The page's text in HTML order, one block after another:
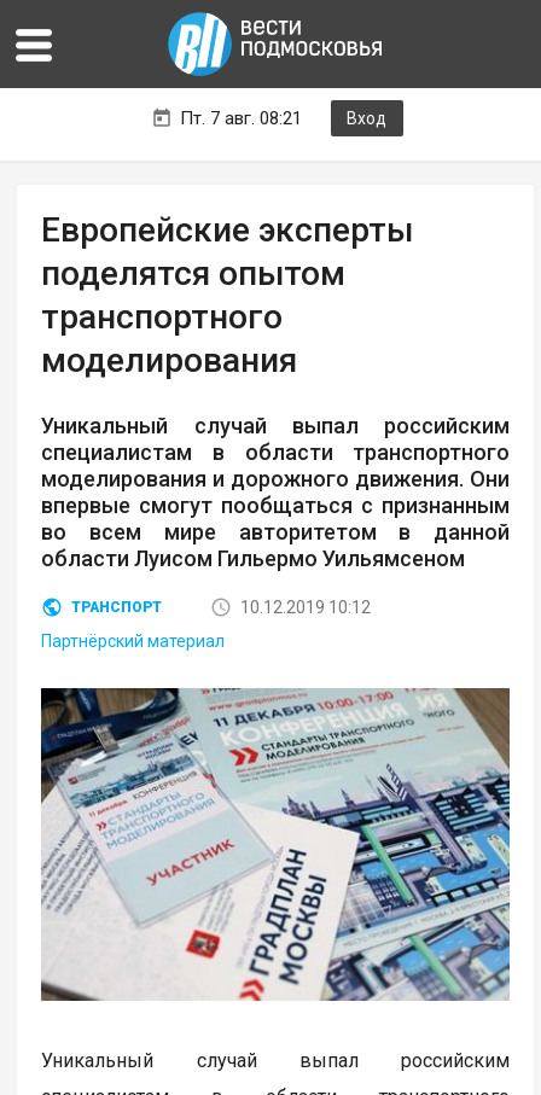
Пт. 7 авг. 08:21 Вход
Европейские эксперты
поделятся опытом
транспортного
моделирования
Уникальный случай выпал российским
специалистам в области транспортного
моделирования и дорожного движения. Они
впервые смогут пообщаться с признанным
во всем мире авторитетом в данной
области Луисом Гильермо Уильямсеном
ТРАНСПОРТ
10.12.2019 10:12
Партнёрский материал
Уникальный случай выпал российским